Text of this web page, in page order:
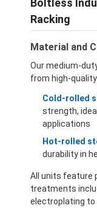
Boltless
Racking
Material and
Our medium-
from high-
Cold-rolled
strength,
applications
Hot-rolled
durability in
All units feature
treatments
electroplating to